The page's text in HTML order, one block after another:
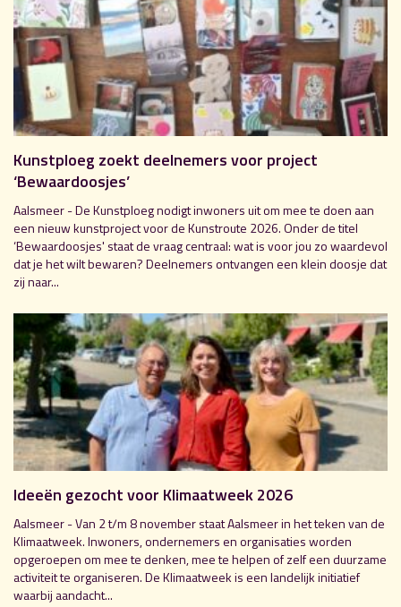
Kunstploeg zoekt deelnemers voor project
‘Bewaardoosjes’
Aalsmeer - De Kunstploeg nodigt inwoners uit om mee te doen aan
een nieuw kunstproject voor de Kunstroute 2026. Onder de titel
‘Bewaardoosjes' staat de vraag centraal: wat is voor jou zo waardevol
dat je het wilt bewaren? Deelnemers ontvangen een klein doosje dat
zij naar...
Ideeën gezocht voor Klimaatweek 2026
Aalsmeer - Van 2 t/m 8 november staat Aalsmeer in het teken van de
Klimaatweek. Inwoners, ondernemers en organisaties worden
opgeroepen om mee te denken, mee te helpen of zelf een duurzame
activiteit te organiseren. De Klimaatweek is een landelijk initiatief
waarbij aandacht...